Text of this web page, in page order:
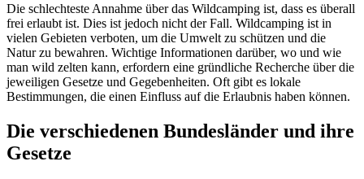
Die schlechteste Annahme über das Wildcamping ist, dass es überall
frei erlaubt ist. Dies ist jedoch nicht der Fall. Wildcamping ist in
vielen Gebieten verboten, um die Umwelt zu schützen und die
Natur zu bewahren. Wichtige Informationen darüber, wo und wie
man wild zelten kann, erfordern eine gründliche Recherche über die
jeweiligen Gesetze und Gegebenheiten. Oft gibt es lokale
Bestimmungen, die einen Einfluss auf die Erlaubnis haben können.
Die verschiedenen Bundesländer und ihre
Gesetze